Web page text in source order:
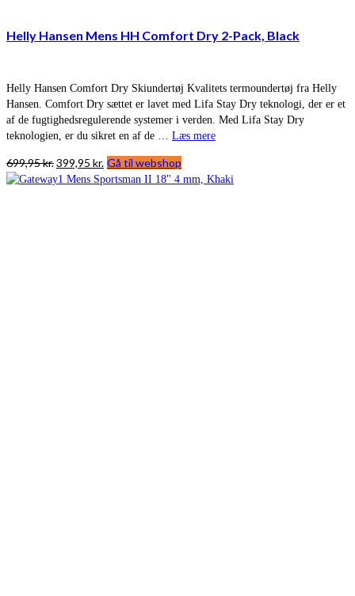
Helly Hansen Mens HH Comfort Dry 2-Pack, Black
Helly Hansen Comfort Dry Skiundertøj Kvalitets termoundertøj fra Helly
Hansen. Comfort Dry sættet er lavet med Lifa Stay Dry teknologi, der er et
af de fugtighedsregulerende systemer i verden. Med Lifa Stay Dry
teknologien, er du sikret en af de … Læs mere
699,95kr.Den
oprindelige
399,95 kr. Den
aktuelle
Gå til webshop